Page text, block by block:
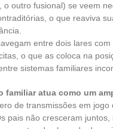
o outro fusional) se veem
o que reaviva
entre dois lares
o que as coloca na
sistemas familiares
familiar atua como um
de transmissões em jogo
pais não cresceram